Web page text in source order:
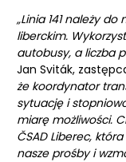
„Linia 141 należy
liberckim.
autobusy, a liczba
Jan Sviták,
że koordynator
sytuację i
miarę możliwości.
ČSAD Liberec,
nasze prośby i